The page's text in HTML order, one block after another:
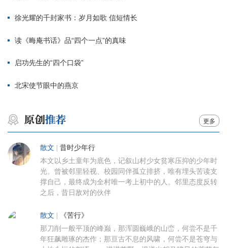
徐光耀的千封家书：岁月如歌 信短情长
读《晦庵书话》品“四个一点”的真味
启功先生的“四个口袋”
北宋使节眼中的燕京
更多
散文 | 昔时少年行
本文以乡土童年为底色，记叙山村少女贫寒压抑的少年时
光。曾被邻里轻视、校园同伴孤立排挤，唯有埋头苦读支
撑自己，最终成为全村唯一考上初中的人。邻里态度反转
之后，昔日敌对的伙伴
散文 | 《苦行》
那刀削一般平顶的峰巅，那浑圆巍峨的山峦，何尝不是千
年狂飙雕琢的杰作；那亘古不息的风啸，何尝不是苍穹与